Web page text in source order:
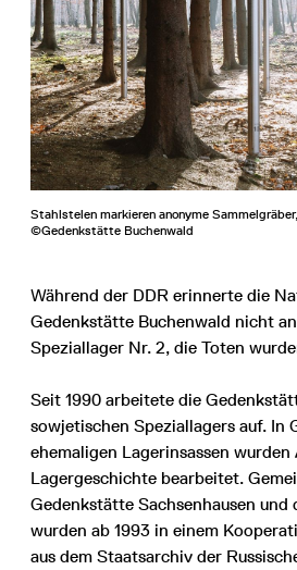
Stahlstelen markieren anonyme
©Gedenkstätte Buchenwald
Während der DDR erinnerte die
Gedenkstätte Buchenwald nicht
Speziallager Nr. 2, die Toten
Seit 1990 arbeitete die
sowjetischen Speziallagers auf. In
ehemaligen Lagerinsassen wurden
Lagergeschichte bearbeitet.
Gedenkstätte Sachsenhausen
wurden ab 1993 in einem
aus dem Staatsarchiv der